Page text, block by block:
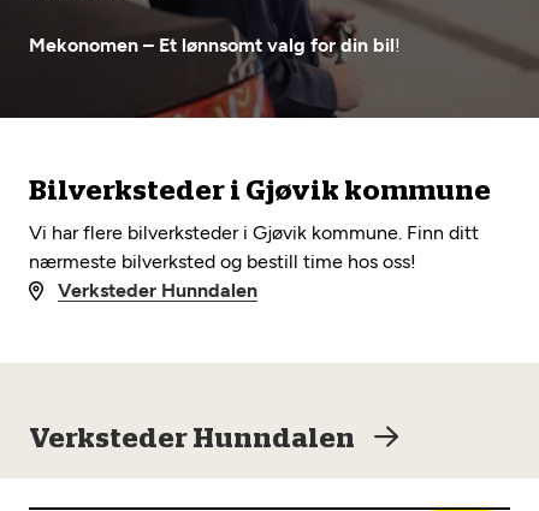
Diagnose/Feilsøking
Mekonomen Bilkonto
Fritt verkstedvalg
Nybilgaranti og fabrikkgaranti
Opprett en konto
Mekonomen – Et lønnsomt valg for din bil!
Bilverksteder i Gjøvik kommune
Vi har flere bilverksteder i Gjøvik kommune. Finn ditt
nærmeste bilverksted og bestill time hos oss!
Verksteder Hunndalen
Verksteder Hunndalen